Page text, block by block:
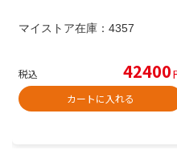
マイストア在庫： 4357
税込 42400
カートに入れる